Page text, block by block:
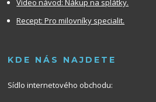
Video návod:Nákup na splátky.
Recept: Pro milovníky specialit.
KDE NÁS NAJDETE
Sídlo internetového obchodu: